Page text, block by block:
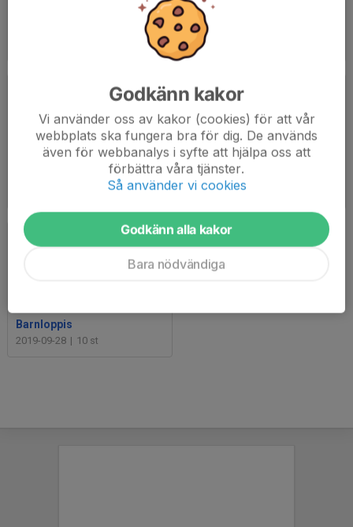
Städardag 26 sep 2020
2020-09-26
Dambroängen
2019-09-30 |
Barnloppis
2019-09-28 | 10 st
Godkänn kakor
Vi använder oss av kakor (cookies) för att vår
webbplats ska fungera bra för dig. De används
även för webbanalys i syfte att hjälpa oss att
förbättra våra tjänster.
Så använder vi cookies
Godkänn alla kakor
Bara nödvändiga